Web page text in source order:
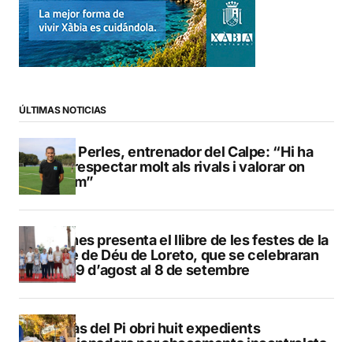
ÚLTIMAS NOTICIAS
Pere Perles, entrenador del Calpe: “Hi ha
que respectar molt als rivals i valorar on
estem”
Duanes presenta el llibre de les festes de la
Mare de Déu de Loreto, que se celebraran
del 29 d’agost al 8 de setembre
L’Alfàs del Pi obri huit expedients